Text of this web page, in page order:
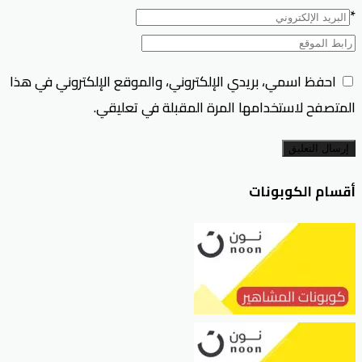
*
احفظ اسمي، بريدي الإلكتروني، والموقع الإلكتروني في هذا
المتصفح لاستخدامها المرة المقبلة في تعليقي.
إرسال التعليق
أقسام الكوبونات